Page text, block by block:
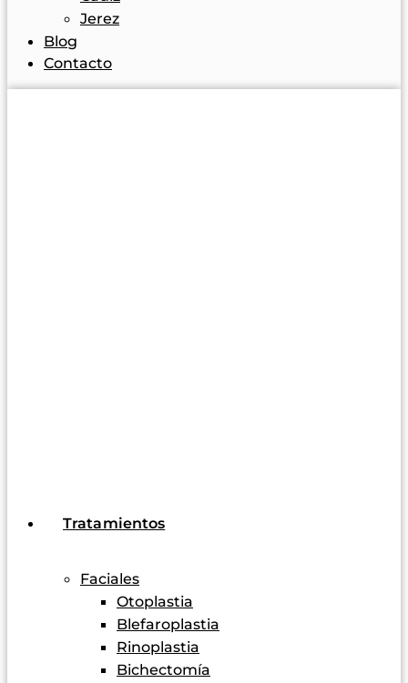
Jerez
Blog
Contacto
Tratamientos
Faciales
Otoplastia
Blefaroplastia
Rinoplastia
Bichectomía